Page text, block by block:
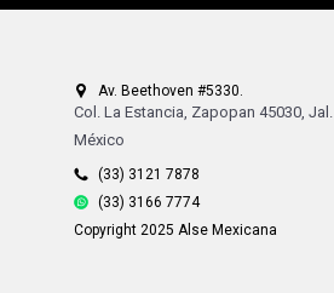
Av. Beethoven #5330.
Col. La Estancia, Zapopan 45030, Jal.
México
(33) 3121 7878
(33) 3166 7774
Copyright 2025 Alse Mexicana